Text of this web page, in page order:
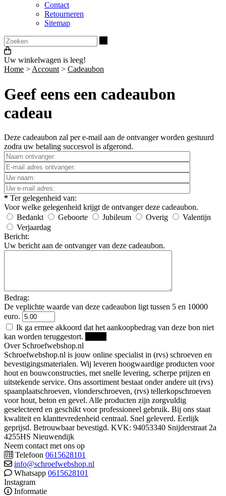
Contact
Retourneren
Sitemap
Uw winkelwagen is leeg!
Home > Account > Cadeaubon
Geef eens een cadeaubon
cadeau
Deze cadeaubon zal per e-mail aan de ontvanger worden gestuurd
zodra uw betaling succesvol is afgerond.
* Ter gelegenheid van:
Voor welke gelegenheid krijgt de ontvanger deze cadeaubon.
Bedankt
Geboorte Jubileum Overig
Valentijn
Verjaardag
Bericht:
Uw bericht aan de ontvanger van deze cadeaubon.
Bedrag:
De veplichte waarde van deze cadeaubon ligt tussen 5 en 10000
euro.
Ik ga ermee akkoord dat het aankoopbedrag van deze bon niet
kan worden teruggestort.
Over Schroefwebshop.nl
Schroefwebshop.nl is jouw online specialist in (rvs) schroeven en
bevestigingsmaterialen. Wij leveren hoogwaardige producten voor
hout en bouwconstructies, met snelle levering, scherpe prijzen en
uitstekende service. Ons assortiment bestaat onder andere uit (rvs)
spaanplaatschroeven, vlonderschroeven, (rvs) tellerkopschroeven
voor hout, beton en gevel. Alle producten zijn zorgvuldig
geselecteerd en geschikt voor professioneel gebruik. Bij ons staat
kwaliteit en klanttevredenheid centraal. Snel geleverd. Eerlijk
geprijsd. Betrouwbaar bevestigd. KVK: 94053340 Snijderstraat 2a
4255HS Nieuwendijk
Neem contact met ons op
Telefoon 0615628101
info@schroefwebshop.nl
Whatsapp 0615628101
Instagram
Informatie